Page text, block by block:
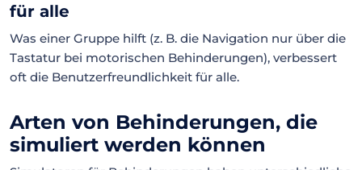
für alle
Was einer Gruppe hilft (z. B. die Navigation nur über die
Tastatur bei motorischen Behinderungen), verbessert
oft die Benutzerfreundlichkeit für alle.
Arten von Behinderungen, die
simuliert werden können